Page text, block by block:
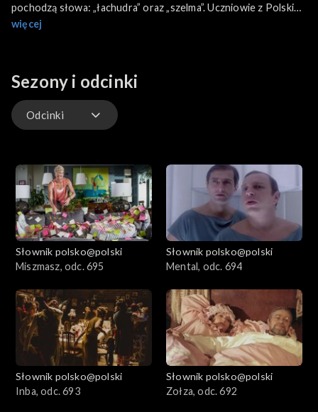
pochodzą słowa: „łachudra” oraz „szelma”. Uczniowie z Polskiej
Szkoły Sobotniej w Hartford w USA zapytali profesora Jana
więcej
Sezony i odcinki
Odcinki
Słownik polsko@polski
Miszmasz, odc. 695
Słownik polsko@polski
Mental, odc. 694
Słownik polsko@polski
Inba, odc. 693
Słownik polsko@polski
Zołza, odc. 692